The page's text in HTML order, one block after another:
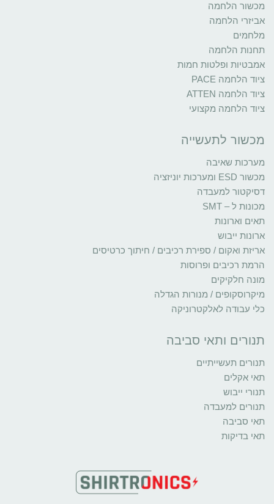
מכשור הלחמה
אביזרי הלחמה
מלחמים
תחנות הלחמה
אמבטיות ופלטות חמות
ציוד הלחמה PACE
ציוד הלחמה ATTEN
ציוד הלחמה מקצועי
מכשור לתעשייה
מערכות שאיבה
מכשור ESD ומערכות יוניזציה
דסיקטור למעבדה
מכונות ל – SMT
תאים וארונות
ארונות ייבוש
אריזת ואקום / ספירת רכיבים / חיתוך כרטיסים
הרמת רכיבים ופרוסות
מונה חלקיקים
מיקרוסקופים / מנורות הגדלה
כלי עבודה לאלקטרוניקה
תנורים ותאי סביבה
תנורים תעשייתיים
תאי אקלים
תנורי ייבוש
תנורים למעבדה
תאי סביבה
תאי בדיקות